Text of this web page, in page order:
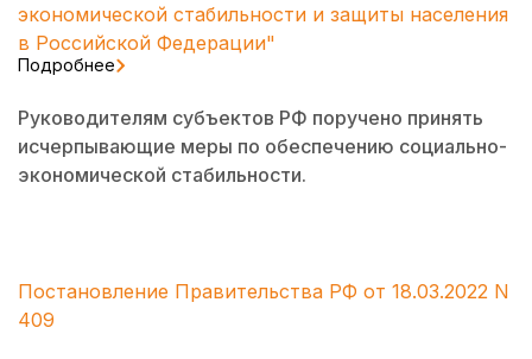
экономической стабильности и защиты населения
в Российской Федерации"
Подробнее
Руководителям субъектов РФ поручено принять
исчерпывающие меры по обеспечению социально-
экономической стабильности.
Постановление Правительства РФ от 18.03.2022 N
409